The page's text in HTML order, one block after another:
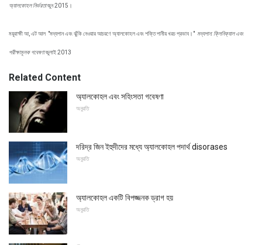
অ্যালকোহল নির্ভরতাজুন 2015।
ময়ূরাক্ষী আ, এট আল "মদ্যপান এবং ঝুঁকি নেওয়ার আচরণে অ্যালকোহল এবং শক্তি পানীয় খরচ প্রভাব।" মদ্যপান: ক্লিনিক্যাল এবং
পরীক্ষামূলক গবেষণাজুলাই 2013
Related Content
অ্যালকোহল এবং সহিংসতা গবেষণা
অনুরতি
দরিদ্র জিন ইহুদীদের মধ্যে অ্যালকোহল পদার্থ disorases
অনুরতি
অ্যালকোহল একটি বিপজ্জনক ড্রাগ হয়
অনুরতি